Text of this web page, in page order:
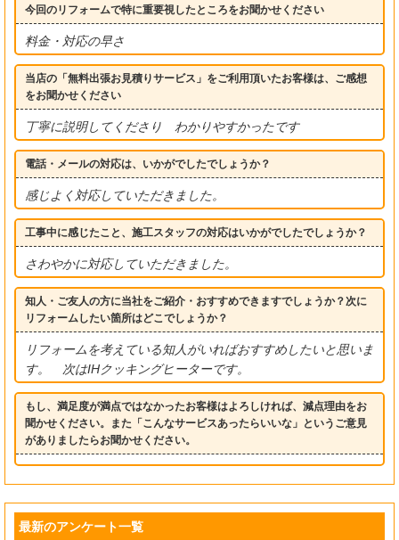
今回のリフォームで特に重要視したところをお聞かせください
料金・対応の早さ
当店の「無料出張お見積りサービス」をご利用頂いたお客様は、ご感想
をお聞かせください
丁寧に説明してくださり わかりやすかったです
電話・メールの対応は、いかがでしたでしょうか？
感じよく対応していただきました。
工事中に感じたこと、施工スタッフの対応はいかがでしたでしょうか？
さわやかに対応していただきました。
知人・ご友人の方に当社をご紹介・おすすめできますでしょうか？次に
リフォームしたい箇所はどこでしょうか？
リフォームを考えている知人がいればおすすめしたいと思いま
す。 次はIHクッキングヒーターです。
もし、満足度が満点ではなかったお客様はよろしければ、減点理由をお
聞かせください。また「こんなサービスあったらいいな」というご意見
がありましたらお聞かせください。
最新のアンケート一覧